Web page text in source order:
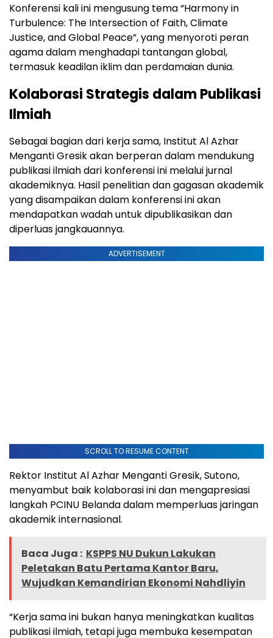
Konferensi kali ini mengusung tema “Harmony in
Turbulence: The Intersection of Faith, Climate
Justice, and Global Peace”, yang menyoroti peran
agama dalam menghadapi tantangan global,
termasuk keadilan iklim dan perdamaian dunia.
Kolaborasi Strategis dalam Publikasi
Ilmiah
Sebagai bagian dari kerja sama, Institut Al Azhar
Menganti Gresik akan berperan dalam mendukung
publikasi ilmiah dari konferensi ini melalui jurnal
akademiknya. Hasil penelitian dan gagasan akademik
yang disampaikan dalam konferensi ini akan
mendapatkan wadah untuk dipublikasikan dan
diperluas jangkauannya.
ADVERTISEMENT
SCROLL TO RESUME CONTENT
Rektor Institut Al Azhar Menganti Gresik, Sutono,
menyambut baik kolaborasi ini dan mengapresiasi
langkah PCINU Belanda dalam memperluas jaringan
akademik internasional.
Baca Juga : KSPPS NU Dukun Lakukan
Peletakan Batu Pertama Kantor Baru,
Wujudkan Kemandirian Ekonomi Nahdliyin
“Kerja sama ini bukan hanya meningkatkan kualitas
publikasi ilmiah, tetapi juga membuka kesempatan